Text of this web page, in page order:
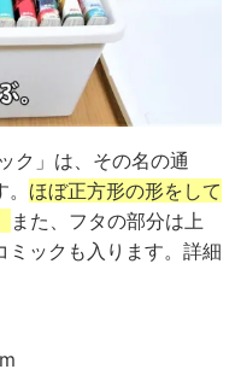
ク」は、その名の通
ほぼ正方形の形をして
また、フタの部分は上
ミックも入ります。詳細